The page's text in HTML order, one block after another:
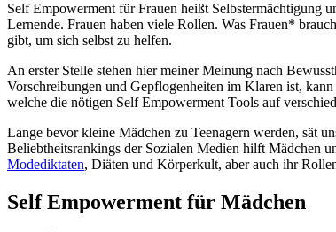
Self Empowerment für Frauen heißt Selbstermächtigung und stärkende Unterstützung für ein bewusstes Standing als Frau, Mutter, Tochter, Freundin, Unternehmerin, Angestellte, Selbständige, Lehrende und
Lernende. Frauen haben viele Rollen. Was Frauen*
gibt, um sich selbst zu helfen.
An erster Stelle stehen hier meiner Meinung nach
Vorschreibungen und Gepflogenheiten im Klaren ist,
welche die nötigen Self Empowerment Tools auf
Lange bevor kleine Mädchen zu Teenagern werden, sät
Beliebtheitsrankings der Sozialen Medien hilft Mädchen
Modediktaten, Diäten und Körperkult, aber auch ihr
Self Empowerment für Mädchen